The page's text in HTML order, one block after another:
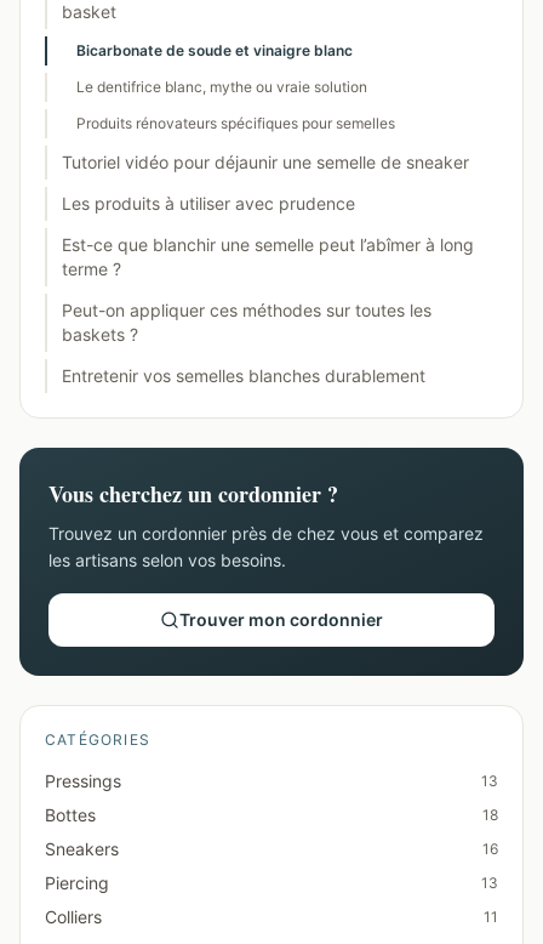
basket
Bicarbonate de soude et vinaigre blanc
Le dentifrice blanc, mythe ou vraie solution
Produits rénovateurs spécifiques pour semelles
Tutoriel vidéo pour déjaunir une semelle de sneaker
Les produits à utiliser avec prudence
Est-ce que blanchir une semelle peut l’abîmer à long
terme ?
Peut-on appliquer ces méthodes sur toutes les
baskets ?
Entretenir vos semelles blanches durablement
Vous cherchez un cordonnier ?
Trouvez un cordonnier près de chez vous et comparez
les artisans selon vos besoins.
Trouver mon cordonnier
CATÉGORIES
Pressings 13
Bottes 18
Sneakers 16
Piercing 13
Colliers 11